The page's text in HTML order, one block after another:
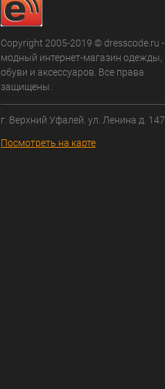
Copyright 2005-2019 © dresscode.ru -
модный интернет-магазин одежды,
обуви и аксессуаров. Все права
защищены.
г. Верхний Уфалей. ул. Ленина д. 147
Посмотреть на карте